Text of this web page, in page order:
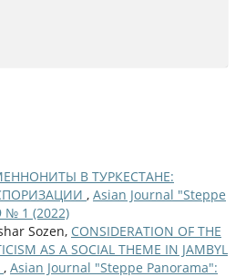
В ТУРКЕСТАНЕ:
, Asian Journal "Steppe
№ 1 (2022)
Sozen, CONSIDERATION OF THE
AS A SOCIAL THEME IN JAMBYL
, Asian Journal "Steppe Panorama":